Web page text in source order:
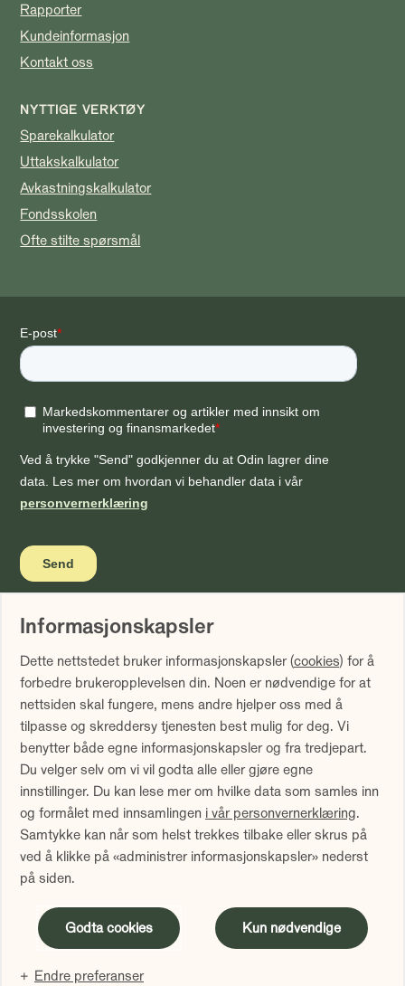
Informasjonskapsler
Dette nettstedet bruker informasjonskapsler (cookies) for å
forbedre brukeropplevelsen din. Noen er nødvendige for at
nettsiden skal fungere, mens andre hjelper oss med å
tilpasse og skreddersy tjenesten best mulig for deg. Vi
benytter både egne informasjonskapsler og fra tredjepart.
Du velger selv om vi vil godta alle eller gjøre egne
innstillinger. Du kan lese mer om hvilke data som samles inn
og formålet med innsamlingen i vår personvernerklæring.
Samtykke kan når som helst trekkes tilbake eller skrus på
ved å klikke på «administrer informasjonskapsler» nederst
på siden.
Godta cookies Kun nødvendige
Endre preferanser
Rapporter
Kundeinformasjon
Kontakt oss
NYTTIGE VERKTØY
Sparekalkulator
Uttakskalkulator
Avkastningskalkulator
Fondsskolen
Ofte stilte spørsmål
Vi gjør oppmerksom på at historisk avkastning ikke er noen
garanti for fremtidig avkastning. Fremtidig avkastning vil
blant annet avhenge av markedsutviklingen, forvalters
dyktighet, fondets risiko samt kostnader ved forvaltning.
Avkastningen kan bli negativ som følge av kurstap.
Avkastningen er fratrukket årlig forvaltningshonorar.
Avkastning utover 12 måneder er annualisert. Tallene er
oppgitt i NOK.
Sammenlign våre priser med andre selskaper på
Finansportalen.no
Innholdet på denne siden er markedsføring
Administrer informasjonskapsler